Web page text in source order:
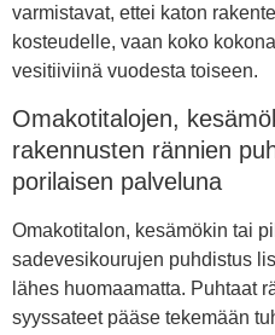
varmistavat, ettei katon
kosteudelle, vaan koko
vesitiiviinä vuodesta toiseen.
Omakotitalojen,
rakennusten rännien
porilaisen palveluna
Omakotitalon, kesämökin tai
sadevesikourujen puhdistus
lähes huomaamatta. Puhtaat
syyssateet pääse tekemään